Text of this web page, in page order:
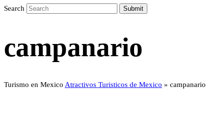
Search Submit
campanario
Turismo en Mexico Atractivos Turisticos de Mexico » campanario